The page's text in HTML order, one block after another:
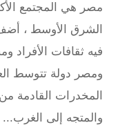
مصر هي المجتمع
الشرق الأوسط ،
فيه ثقافات الأفراد
ومصر دولة تتوسط
المخدرات القادمة
والمتجه إلى الغرب...